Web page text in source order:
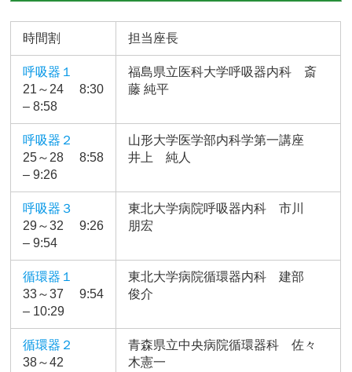
時間割 担当座長
呼吸器１
21～24 8:30
– 8:58
福島県立医科大学呼吸器内科 斎
藤 純平
呼吸器２
25～28 8:58
– 9:26
山形大学医学部内科学第一講座
井上 純人
呼吸器３
29～32 9:26
– 9:54
東北大学病院呼吸器内科 市川
朋宏
循環器１
33～37 9:54
– 10:29
東北大学病院循環器内科 建部
俊介
循環器２
38～42
青森県立中央病院循環器科 佐々
木憲一